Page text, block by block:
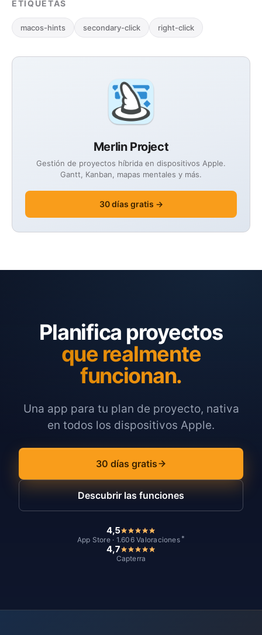
Merlin Project
Gestión de proyectos híbrida en dispositivos Apple.
Gantt, Kanban, mapas mentales y más.
30 días gratis →
ETIQUETAS
macos-hints secondary-click right-click
Planifica proyectos
que realmente
funcionan.
Una app para tu plan de proyecto, nativa
en todos los dispositivos Apple.
30 días gratis
Descubrir las funciones
4,5
App Store · 1.606 Valoraciones *
4,7
Capterra